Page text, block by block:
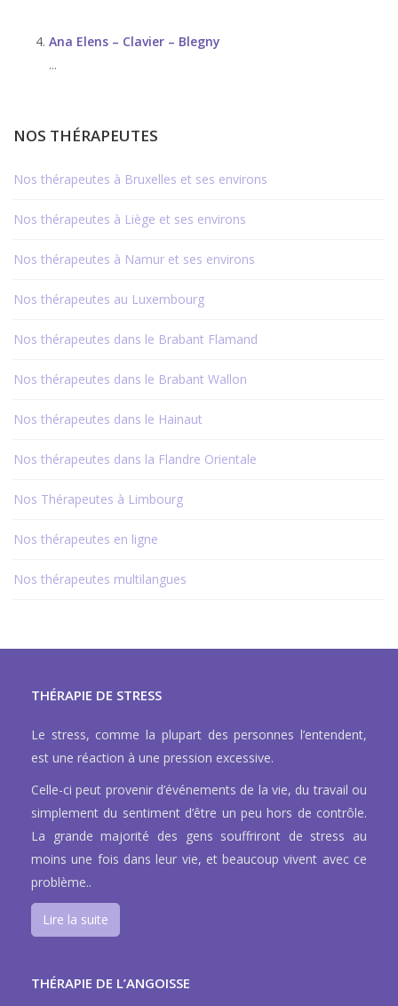
Ana Elens – Clavier – Blegny
...
NOS THÉRAPEUTES
Nos thérapeutes à Bruxelles et ses environs
Nos thérapeutes à Liège et ses environs
Nos thérapeutes à Namur et ses environs
Nos thérapeutes au Luxembourg
Nos thérapeutes dans le Brabant Flamand
Nos thérapeutes dans le Brabant Wallon
Nos thérapeutes dans le Hainaut
Nos thérapeutes dans la Flandre Orientale
Nos Thérapeutes à Limbourg
Nos thérapeutes en ligne
Nos thérapeutes multilangues
THÉRAPIE DE STRESS
Le stress, comme la plupart des personnes l’entendent,
est une réaction à une pression excessive.
Celle-ci peut provenir d’événements de la vie, du travail ou
simplement du sentiment d’être un peu hors de contrôle.
La grande majorité des gens souffriront de stress au
moins une fois dans leur vie, et beaucoup vivent avec ce
problème..
Lire la suite
THÉRAPIE DE L’ANGOISSE